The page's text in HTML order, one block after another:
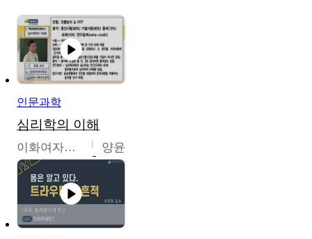
인문과학
심리학의 이해
이화여자대학교 양윤